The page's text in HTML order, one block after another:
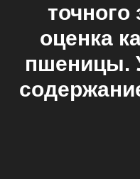
оценка
пшеницы.